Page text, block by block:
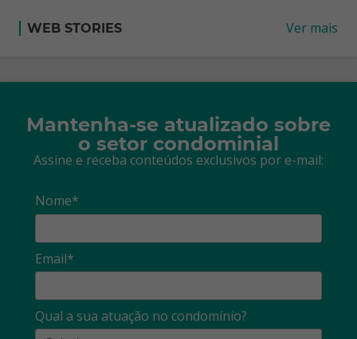
WEB STORIES Ver mais
Mantenha-se atualizado sobre
o setor condominial
Assine e receba conteúdos exclusivos por e-mail:
Nome*
Email*
Qual a sua atuação no condomínio?